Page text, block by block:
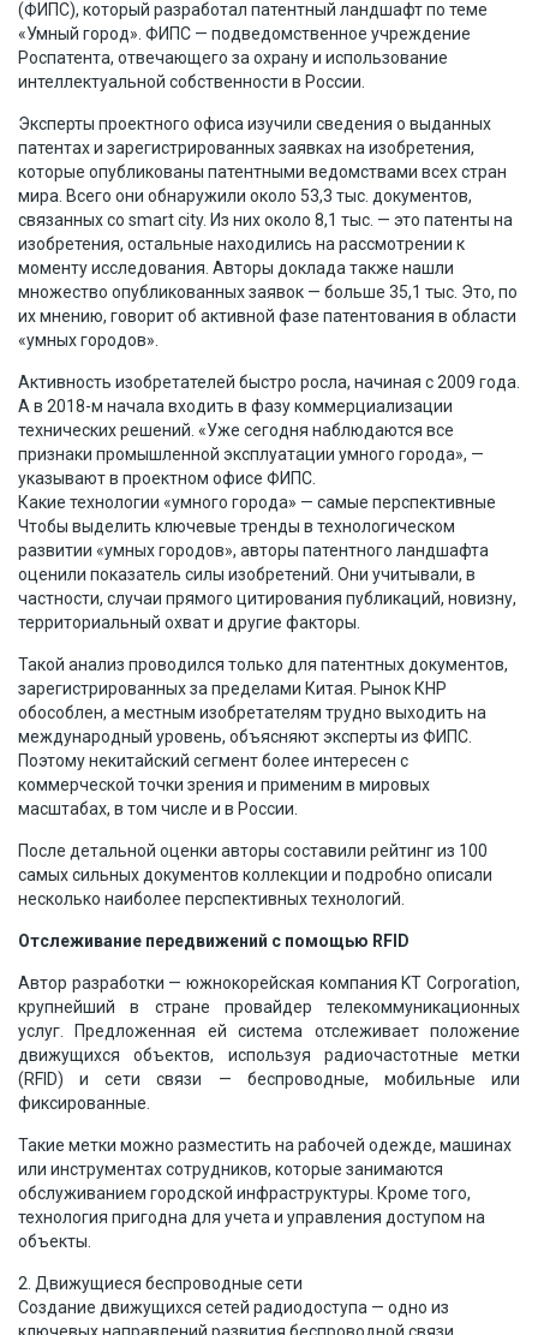
(ФИПС), который разработал патентный ландшафт по теме
«Умный город». ФИПС — подведомственное учреждение
Роспатента, отвечающего за охрану и использование
интеллектуальной собственности в России.
Эксперты проектного офиса изучили сведения о выданных
патентах и зарегистрированных заявках на изобретения,
которые опубликованы патентными ведомствами всех стран
мира. Всего они обнаружили около 53,3 тыс. документов,
связанных со smart city. Из них около 8,1 тыс. — это патенты на
изобретения, остальные находились на рассмотрении к
моменту исследования. Авторы доклада также нашли
множество опубликованных заявок — больше 35,1 тыс. Это, по
их мнению, говорит об активной фазе патентования в области
«умных городов».
Активность изобретателей быстро росла, начиная с 2009 года.
А в 2018-м начала входить в фазу коммерциализации
технических решений. «Уже сегодня наблюдаются все
признаки промышленной эксплуатации умного города», —
указывают в проектном офисе ФИПС.
Какие технологии «умного города» — самые перспективные
Чтобы выделить ключевые тренды в технологическом
развитии «умных городов», авторы патентного ландшафта
оценили показатель силы изобретений. Они учитывали, в
частности, случаи прямого цитирования публикаций, новизну,
территориальный охват и другие факторы.
Такой анализ проводился только для патентных документов,
зарегистрированных за пределами Китая. Рынок КНР
обособлен, а местным изобретателям трудно выходить на
международный уровень, объясняют эксперты из ФИПС.
Поэтому некитайский сегмент более интересен с
коммерческой точки зрения и применим в мировых
масштабах, в том числе и в России.
После детальной оценки авторы составили рейтинг из 100
самых сильных документов коллекции и подробно описали
несколько наиболее перспективных технологий.
Отслеживание передвижений с помощью RFID
Автор разработки — южнокорейская компания KT Corporation,
крупнейший в стране провайдер телекоммуникационных
услуг. Предложенная ей система отслеживает положение
движущихся объектов, используя радиочастотные метки
(RFID) и сети связи — беспроводные, мобильные или
фиксированные.
Такие метки можно разместить на рабочей одежде, машинах
или инструментах сотрудников, которые занимаются
обслуживанием городской инфраструктуры. Кроме того,
технология пригодна для учета и управления доступом на
объекты.
2. Движущиеся беспроводные сети
Создание движущихся сетей радиодоступа — одно из
ключевых направлений развития беспроводной связи.